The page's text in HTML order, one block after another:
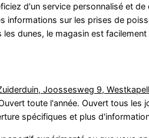
d'un service personnalisé et
informations sur les prises de
dunes, le magasin est
Joossesweg 9,
toute l'année. Ouvert tous les
spécifiques et plus